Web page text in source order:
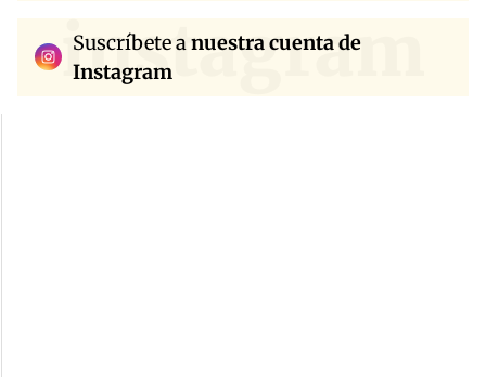
instagram
Suscríbete anuestra cuenta de
Instagram